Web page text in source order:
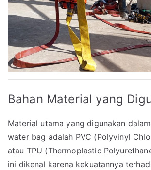
Bahan Material yang
Material utama yang digunakan
water bag adalah PVC (Polyvinyl
atau TPU (Thermoplastic
ini dikenal karena kekuatannya